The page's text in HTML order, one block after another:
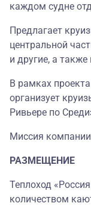
каждом судне
Предлагает
центральной
и другие, а
В рамках
организует
Ривьере по
Миссия
РАЗМЕЩЕНИЕ
Теплоход
количеством